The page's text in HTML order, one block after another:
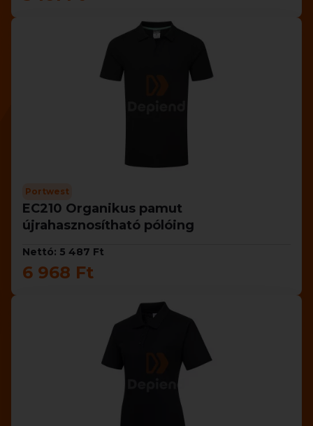
Portwest
EC210 Organikus pamut
újrahasznosítható pólóing
Nettó: 5 487 Ft
6 968 Ft